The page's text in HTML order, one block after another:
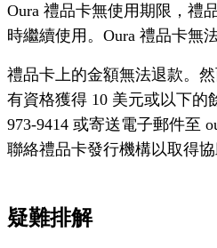
Oura 禮品卡無使用期限，禮
時繼續使用。Oura 禮品卡無
禮品卡上的金額無法退款。
有資格獲得 10 美元或以下的
973-9414 或寄送電子郵件至
聯絡禮品卡發行機構以取得協
疑難排解